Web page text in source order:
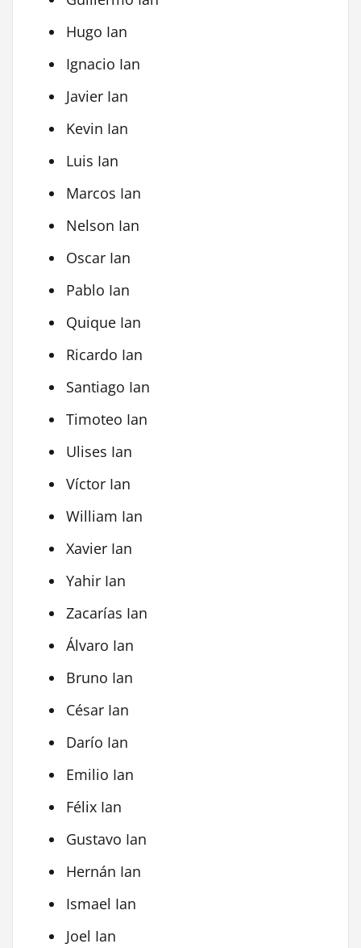
Hugo Ian
Ignacio Ian
Javier Ian
Kevin Ian
Luis Ian
Marcos Ian
Nelson Ian
Oscar Ian
Pablo Ian
Quique Ian
Ricardo Ian
Santiago Ian
Timoteo Ian
Ulises Ian
Víctor Ian
William Ian
Xavier Ian
Yahir Ian
Zacarías Ian
Álvaro Ian
Bruno Ian
César Ian
Darío Ian
Emilio Ian
Félix Ian
Gustavo Ian
Hernán Ian
Ismael Ian
Joel Ian